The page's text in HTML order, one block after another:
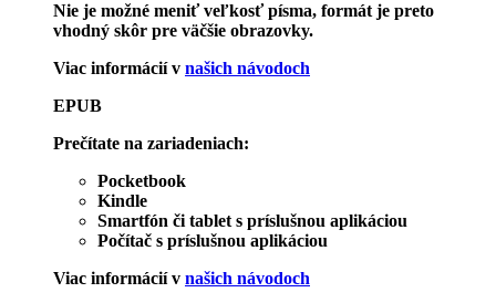
Nie je možné meniť veľkosť písma, formát je preto
vhodný skôr pre väčšie obrazovky.
Viac informácií v našich návodoch
EPUB
Prečítate na zariadeniach:
Pocketbook
Kindle
Smartfón či tablet s príslušnou aplikáciou
Počítač s príslušnou aplikáciou
Viac informácií v našich návodoch